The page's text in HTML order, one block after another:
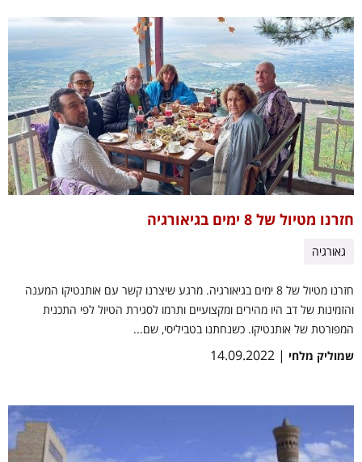
חזרנו מטיול של 8 ימים בגיאורגיה
גאורגיה
חזרנו מטיול של 8 ימים בגיאורגיה. מרגע שיצרנו קשר עם אותנטיקו המענה
והזמינות של דב היו מהירים ומקצועיים ותרמו לסגירת הטיול לפי התכנית
המפורטת של אותנטיקו. כשנחתנו בטביליסי, שם...
שמוליק מלחי | 14.09.2022